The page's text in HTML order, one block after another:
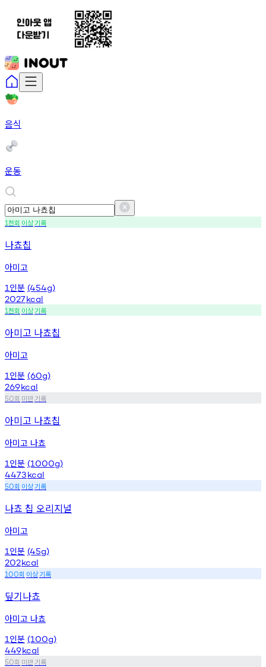
음식
운동
1천회 이상기록
나쵸칩
아미고
1 인분 (454g)
2027kcal
1천회 이상기록
아미고 나쵸칩
아미고
1 인분 (60g)
269kcal
50회 미만기록
아미고 나쵸칩
아미고 나쵸
1 인분 (1000g)
4473kcal
50회 이상기록
나쵸 칩 오리지널
아미고
1 인분 (45g)
202kcal
100회 이상기록
딮기나쵸
아미고 나쵸
1 인분 (100g)
449kcal
50회 미만기록